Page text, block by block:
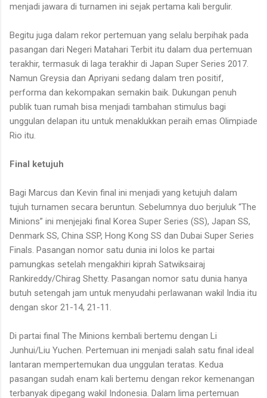
menjadi jawara di turnamen ini sejak pertama kali bergulir.
Begitu juga dalam rekor pertemuan yang selalu berpihak pada
pasangan dari Negeri Matahari Terbit itu dalam dua pertemuan
terakhir, termasuk di laga terakhir di Japan Super Series 2017.
Namun Greysia dan Apriyani sedang dalam tren positif,
performa dan kekompakan semakin baik. Dukungan penuh
publik tuan rumah bisa menjadi tambahan stimulus bagi
unggulan delapan itu untuk menaklukkan peraih emas Olimpiade
Rio itu.
Final ketujuh
Bagi Marcus dan Kevin final ini menjadi yang ketujuh dalam
tujuh turnamen secara beruntun. Sebelumnya duo berjuluk “The
Minions” ini menjejaki final Korea Super Series (SS), Japan SS,
Denmark SS, China SSP, Hong Kong SS dan Dubai Super Series
Finals. Pasangan nomor satu dunia ini lolos ke partai
pamungkas setelah mengakhiri kiprah Satwiksairaj
Rankireddy/Chirag Shetty. Pasangan nomor satu dunia hanya
butuh setengah jam untuk menyudahi perlawanan wakil India itu
dengan skor 21-14, 21-11.
Di partai final The Minions kembali bertemu dengan Li
Junhui/Liu Yuchen. Pertemuan ini menjadi salah satu final ideal
lantaran mempertemukan dua unggulan teratas. Kedua
pasangan sudah enam kali bertemu dengan rekor kemenangan
terbanyak dipegang wakil Indonesia. Dalam lima pertemuan